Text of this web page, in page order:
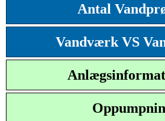
Antal
Vandværk VS